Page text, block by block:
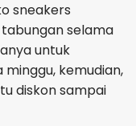
sneakers
selama
untuk
kemudian,
diskon sampai